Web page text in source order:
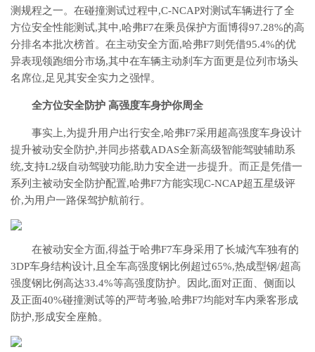
测规程之一。在碰撞测试过程中,C-NCAP对测试车辆进行了全
方位安全性能测试,其中,哈弗F7在乘员保护方面博得97.28%的高
分排名本批次榜首。在主动安全方面,哈弗F7则凭借95.4%的优
异表现领跑细分市场,其中在车辆主动刹车方面更是位列市场头
名席位,足见其安全实力之强悍。
全方位安全防护 高强度车身护你周全
事实上,为提升用户出行安全,哈弗F7采用超高强度车身设计
提升被动安全防护,并同步搭载ADAS全新高级智能驾驶辅助系
统,支持L2级自动驾驶功能,助力安全进一步提升。而正是凭借一
系列主被动安全防护配置,哈弗F7方能实现C-NCAP超五星级评
价,为用户一路保驾护航前行。
在被动安全方面,得益于哈弗F7车身采用了长城汽车独有的
3DP车身结构设计,且全车高强度钢比例超过65%,热成型钢/超高
强度钢比例高达33.4%等高强度防护。因此,面对正面、侧面以
及正面40%碰撞测试等的严苛考验,哈弗F7均能对车内乘客形成
防护,形成安全座舱。